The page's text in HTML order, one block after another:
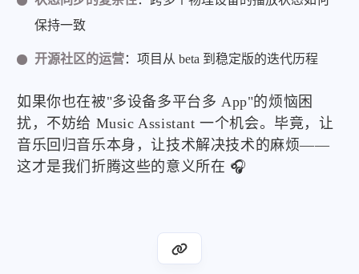
保持一致
开源社区的运营：项目从 beta 到稳定版的迭代历程
如果你也在被"多设备多平台多 App"的烦恼困
扰，不妨给 Music Assistant 一个机会。毕竟，让
音乐回归音乐本身，让技术解决技术的麻烦——
这才是我们折腾这些的意义所在 🎧